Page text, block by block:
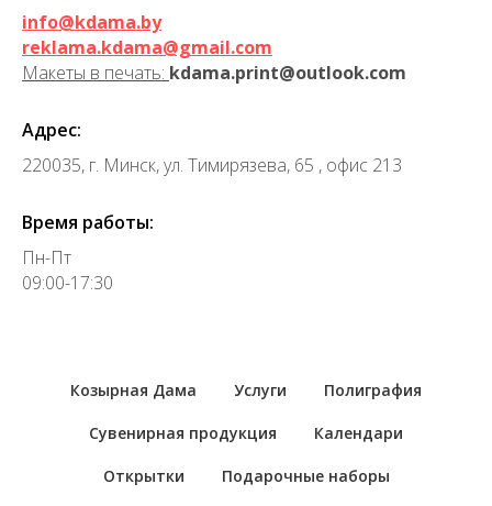
info@kdama.by
reklama.kdama@gmail.com
Макеты в печать: kdama.print@outlook.com
Адрес:
220035, г. Минск, ул. Тимирязева, 65 , офис 213
Время работы:
Пн-Пт
09:00-17:30
Козырная Дама Услуги Полиграфия
Сувенирная продукция Календари
Открытки Подарочные наборы